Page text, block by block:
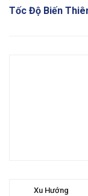
Tốc Độ Biến
Xu Hướng